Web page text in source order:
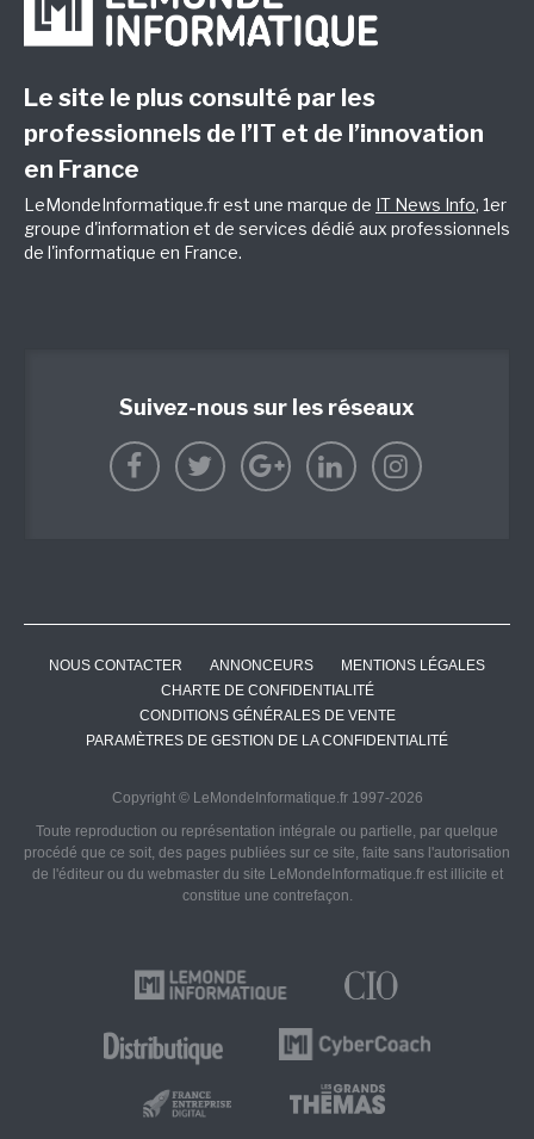
Le site le plus consulté par les
professionnels de l’IT et de l’innovation
en France
LeMondeInformatique.fr est une marque de IT News Info, 1er
groupe d'information et de services dédié aux professionnels
de l'informatique en France.
Suivez-nous sur les réseaux
NOUS CONTACTER ANNONCEURS
MENTIONS LÉGALES
CHARTE DE CONFIDENTIALITÉ
CONDITIONS GÉNÉRALES DE VENTE
PARAMÈTRES DE GESTION DE LA CONFIDENTIALITÉ
Copyright © LeMondeInformatique.fr 1997-2026
Toute reproduction ou représentation intégrale ou partielle, par quelque
procédé que ce soit, des pages publiées sur ce site, faite sans l'autorisation
de l'éditeur ou du webmaster du site LeMondeInformatique.fr est illicite et
constitue une contrefaçon.